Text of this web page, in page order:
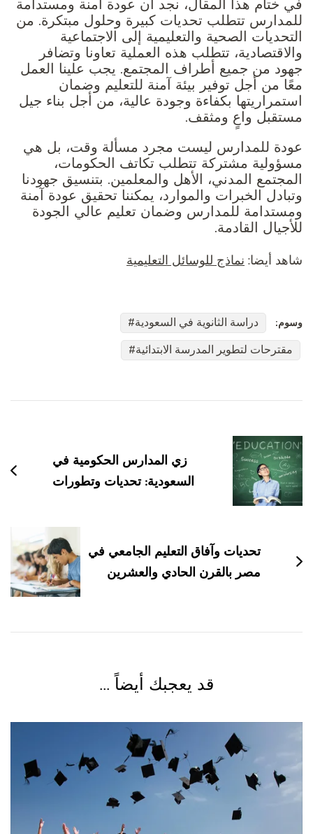
في ختام هذا المقال، نجد أن عودة آمنة ومستدامة
للمدارس تتطلب تحديات كبيرة وحلول مبتكرة. من
التحديات الصحية والتعليمية إلى الاجتماعية
والاقتصادية، تتطلب هذه العملية تعاونا وتضافر
جهود من جميع أطراف المجتمع. يجب علينا العمل
معًا من أجل توفير بيئة آمنة للتعليم وضمان
استمراريتها بكفاءة وجودة عالية، من أجل بناء جيل
مستقبل واعٍ ومثقف.
عودة للمدارس ليست مجرد مسألة وقت، بل هي
مسؤولية مشتركة تتطلب تكاتف الحكومات،
المجتمع المدني، الأهل والمعلمين. بتنسيق جهودنا
وتبادل الخبرات والموارد، يمكننا تحقيق عودة آمنة
ومستدامة للمدارس وضمان تعليم عالي الجودة
للأجيال القادمة.
شاهد أيضا: نماذج للوسائل التعليمية
وسوم:
دراسة الثانوية في السعودية
مقترحات لتطوير المدرسة الابتدائية
بين
التدوينات
زي المدارس الحكومية في
السعودية: تحديات وتطورات
تحديات وآفاق التعليم الجامعي في
مصر بالقرن الحادي والعشرين
قد يعجبك أيضاً ...